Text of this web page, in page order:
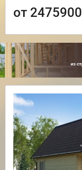
от 2475900